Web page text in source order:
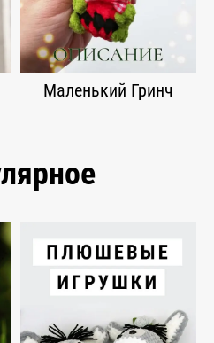
Маленький Гринч